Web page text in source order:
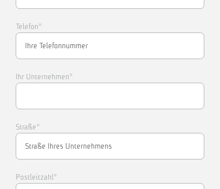
Telefon*
Ihr Unternehmen*
Straße*
Postleitzahl*